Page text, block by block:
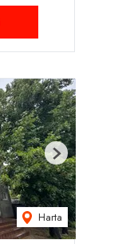
Harta
Next